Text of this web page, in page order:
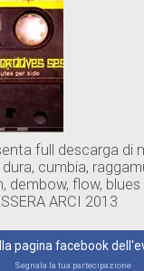
full descarga di
cumbia,
dembow, flow,
ARCI 2013
pagina facebook
Segnala la tua partecipazione